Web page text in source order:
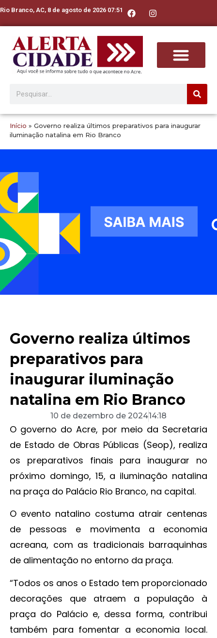
Rio Branco, AC, 8 de agosto de 2026 07:51
Início » Governo realiza últimos preparativos para inaugurar
iluminação natalina em Rio Branco
Governo realiza últimos
preparativos para
inaugurar iluminação
natalina em Rio Branco
10 de dezembro de 202414:18
O governo do Acre, por meio da Secretaria
de Estado de Obras Públicas (Seop), realiza
os preparativos finais para inaugurar no
próximo domingo, 15, a iluminação natalina
na praça do Palácio Rio Branco, na capital.
O evento natalino costuma atrair centenas
de pessoas e movimenta a economia
acreana, com as tradicionais barraquinhas
de alimentação no entorno da praça.
“Todos os anos o Estado tem proporcionado
decorações que atraem a população à
praça do Palácio e, dessa forma, contribui
também para fomentar a economia local.